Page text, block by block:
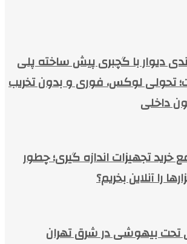
دیوار با گچبری پیش ساخته پلی
تحولی لوکس، فوری و بدون تخریب
داخلی
خرید تجهیزات اندازه گیری؛ چطور
را آنلاین بخریم؟
تحت بیهوشی در شرق تهران